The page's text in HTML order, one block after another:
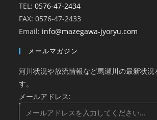
TEL:0576-47-2434
FAX: 0576-47-2433
Email: info@mazegawa-jyoryu.com
メールマガジン
河川状況や放流情報など馬瀬川の最新状況
す。
メールアドレス: